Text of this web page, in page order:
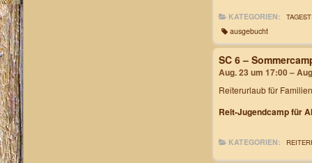
KATEGORIEN:
ausgebucht
SC 6 –
Aug. 23 um 17:00 –
Reiterurlaub für Familien
Reit-Jugendcamp für
KATEGORIEN: